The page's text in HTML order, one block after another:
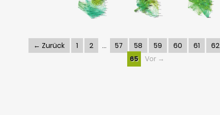
← Zurück 1 2 57 58 59 60 61
62
65
Vor →